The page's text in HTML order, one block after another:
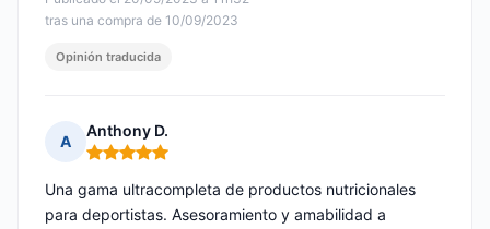
tras una compra de 10/09/2023
Opinión traducida
A
Anthony D.
Nota: 5 de 5
Una gama ultracompleta de productos nutricionales
para deportistas. Asesoramiento y amabilidad a